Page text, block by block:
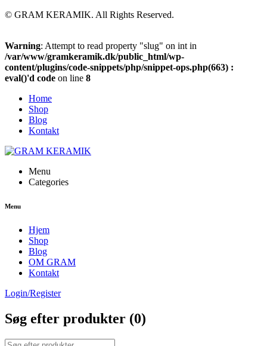
© GRAM KERAMIK. All Rights Reserved.
Warning: Attempt to read property "slug" on int in
/var/www/gramkeramik.dk/public_html/wp-
content/plugins/code-snippets/php/snippet-ops.php(663) :
eval()'d code on line 8
Home
Shop
Blog
Kontakt
Menu
Categories
Menu
Hjem
Shop
Blog
OM GRAM
Kontakt
Login/Register
Søg efter produkter (0)